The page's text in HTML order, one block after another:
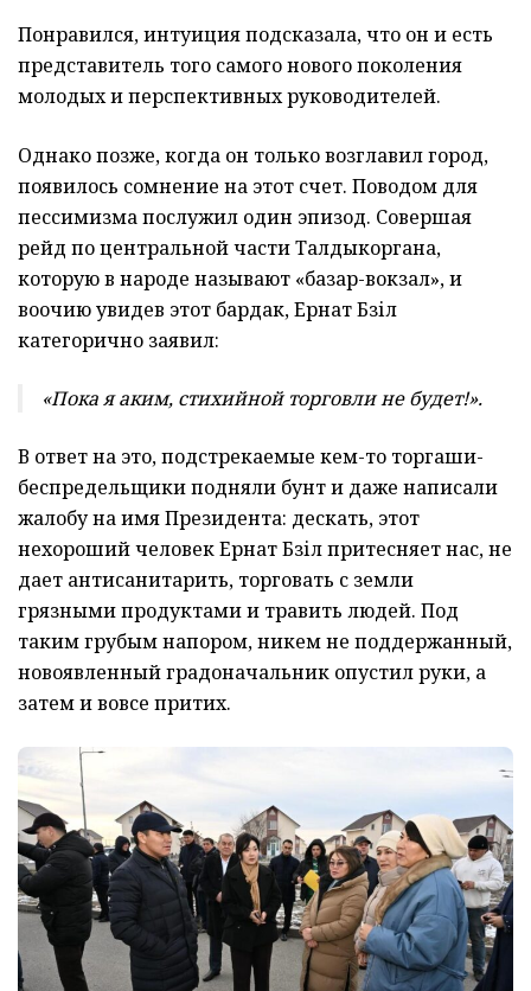
Понравился, интуиция подсказала, что он и есть
представитель того самого нового поколения
молодых и перспективных руководителей.
Однако позже, когда он только возглавил город,
появилось сомнение на этот счет. Поводом для
пессимизма послужил один эпизод. Совершая
рейд по центральной части Талдыкоргана,
которую в народе называют «базар-вокзал», и
воочию увидев этот бардак, Ернат Бәзіл
категорично заявил:
«Пока я аким, стихийной торговли не будет!».
В ответ на это, подстрекаемые кем-то торгаши-
беспредельщики подняли бунт и даже написали
жалобу на имя Президента: дескать, этот
нехороший человек Ернат Бәзіл притесняет нас, не
дает антисанитарить, торговать с земли
грязными продуктами и травить людей. Под
таким грубым напором, никем не поддержанный,
новоявленный градоначальник опустил руки, а
затем и вовсе притих.